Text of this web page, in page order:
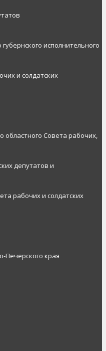
исполнительного
и солдатских
областного Совета рабочих,
депутатов и
рабочих и солдатских
Печерского края